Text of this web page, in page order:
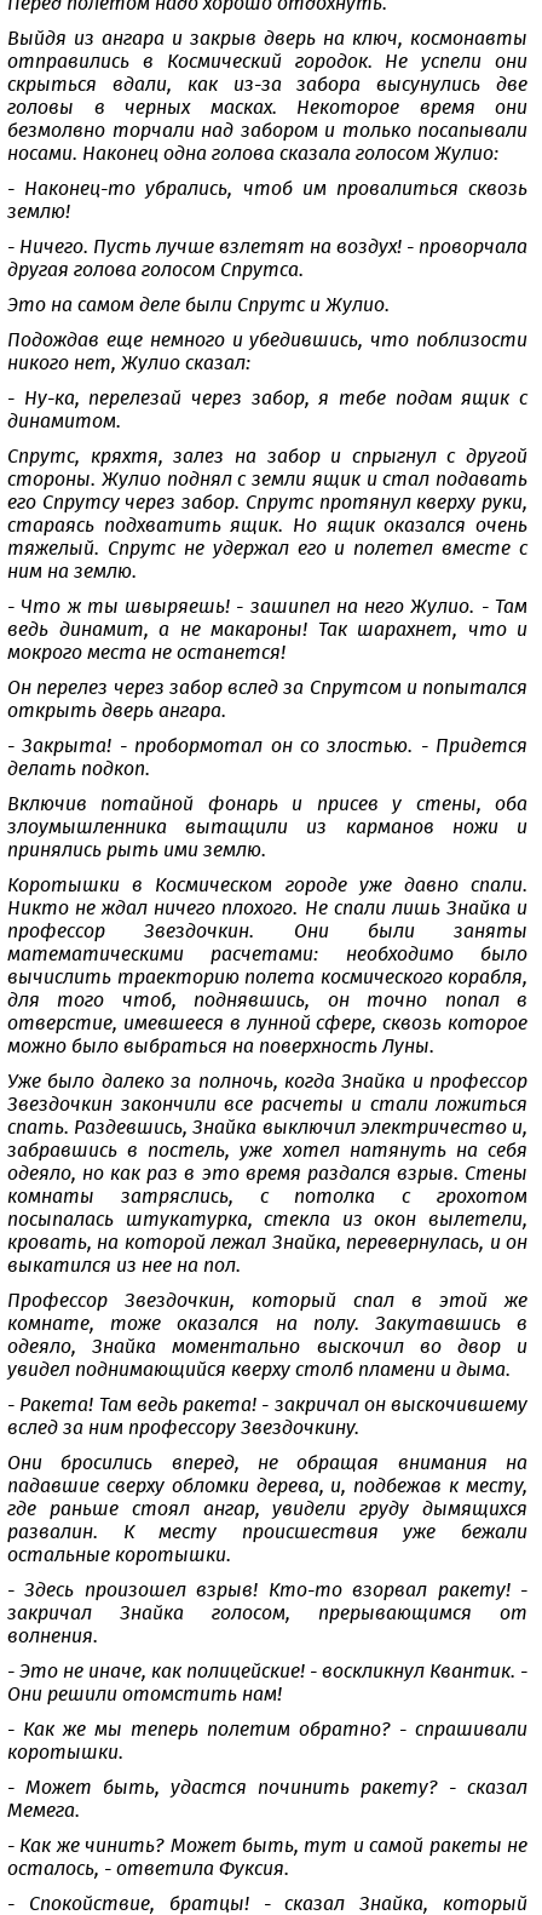
Выйдя из ангара и закрыв дверь на ключ, космонавты
отправились в Космический городок. Не успели они
скрыться вдали, как из-за забора высунулись две
головы в черных масках. Некоторое время они
безмолвно торчали над забором и только посапывали
носами. Наконец одна голова сказала голосом Жулио:
- Наконец-то убрались, чтоб им провалиться сквозь
землю!
- Ничего. Пусть лучше взлетят на воздух! - проворчала
другая голова голосом Спрутса.
Это на самом деле были Спрутс и Жулио.
Подождав еще немного и убедившись, что поблизости
никого нет, Жулио сказал:
- Ну-ка, перелезай через забор, я тебе подам ящик с
динамитом.
Спрутс, кряхтя, залез на забор и спрыгнул с другой
стороны. Жулио поднял с земли ящик и стал подавать
его Спрутсу через забор. Спрутс протянул кверху руки,
стараясь подхватить ящик. Но ящик оказался очень
тяжелый. Спрутс не удержал его и полетел вместе с
ним на землю.
- Что ж ты швыряешь! - зашипел на него Жулио. - Там
ведь динамит, а не макароны! Так шарахнет, что и
мокрого места не останется!
Он перелез через забор вслед за Спрутсом и попытался
открыть дверь ангара.
- Закрыта! - пробормотал он со злостью. - Придется
делать подкоп.
Включив потайной фонарь и присев у стены, оба
злоумышленника вытащили из карманов ножи и
принялись рыть ими землю.
Коротышки в Космическом городе уже давно спали.
Никто не ждал ничего плохого. Не спали лишь Знайка и
профессор Звездочкин. Они были заняты
математическими расчетами: необходимо было
вычислить траекторию полета космического корабля,
для того чтоб, поднявшись, он точно попал в
отверстие, имевшееся в лунной сфере, сквозь которое
можно было выбраться на поверхность Луны.
Уже было далеко за полночь, когда Знайка и профессор
Звездочкин закончили все расчеты и стали ложиться
спать. Раздевшись, Знайка выключил электричество и,
забравшись в постель, уже хотел натянуть на себя
одеяло, но как раз в это время раздался взрыв. Стены
комнаты затряслись, с потолка с грохотом
посыпалась штукатурка, стекла из окон вылетели,
кровать, на которой лежал Знайка, перевернулась, и он
выкатился из нее на пол.
Профессор Звездочкин, который спал в этой же
комнате, тоже оказался на полу. Закутавшись в
одеяло, Знайка моментально выскочил во двор и
увидел поднимающийся кверху столб пламени и дыма.
- Ракета! Там ведь ракета! - закричал он выскочившему
вслед за ним профессору Звездочкину.
Они бросились вперед, не обращая внимания на
падавшие сверху обломки дерева, и, подбежав к месту,
где раньше стоял ангар, увидели груду дымящихся
развалин. К месту происшествия уже бежали
остальные коротышки.
- Здесь произошел взрыв! Кто-то взорвал ракету! -
закричал Знайка голосом, прерывающимся от
волнения.
- Это не иначе, как полицейские! - воскликнул Квантик. -
Они решили отомстить нам!
- Как же мы теперь полетим обратно? - спрашивали
коротышки.
- Может быть, удастся починить ракету? - сказал
Мемега.
- Как же чинить? Может быть, тут и самой ракеты не
осталось, - ответила Фуксия.
- Спокойствие, братцы! - сказал Знайка, который